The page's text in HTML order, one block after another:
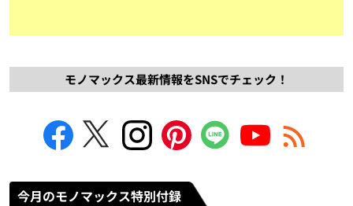
モノマックス最新情報をSNSでチェック！
今月のモノマックス特別付録